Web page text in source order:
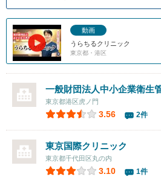
動画
うらちるクリニック
東京都・港区
一般財団法人中小企業衛生
東京都港区虎ノ門
3.56 2件
東京国際クリニック
東京都千代田区丸の内
3.10 1件